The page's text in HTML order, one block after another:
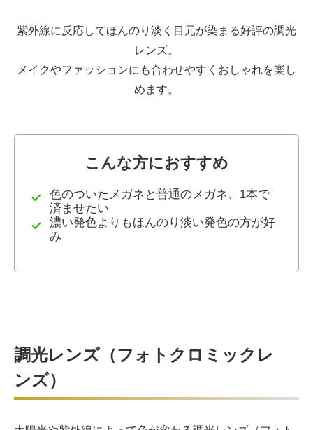
紫外線に反応してほんのり淡く目元が染まる好評の調光
レンズ。
メイクやファッションにも合わせやすくおしゃれを楽し
めます。
こんな方におすすめ
色のついたメガネと普通のメガネ、1本で
済ませたい
濃い発色よりもほんのり淡い発色の方が好
み
調光レンズ（フォトクロミックレ
ンズ）